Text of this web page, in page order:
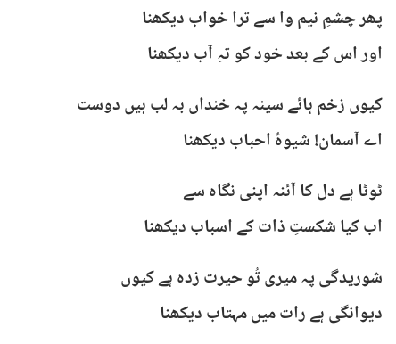
پھر چشمِ نیم وا سے ترا خواب دیکھنا
اور اس کے بعد خود کو تہِ آب دیکھنا
کیوں زخم ہائے سینہ پہ خنداں بہ لب ہیں دوست
اے آسمان! شیوۂ احباب دیکھنا
ٹوٹا ہے دل کا آئنہ اپنی نگاہ سے
اب کیا شکستِ ذات کے اسباب دیکھنا
شوریدگی پہ میری تُو حیرت زدہ ہے کیوں
دیوانگی ہے رات میں مہتاب دیکھنا